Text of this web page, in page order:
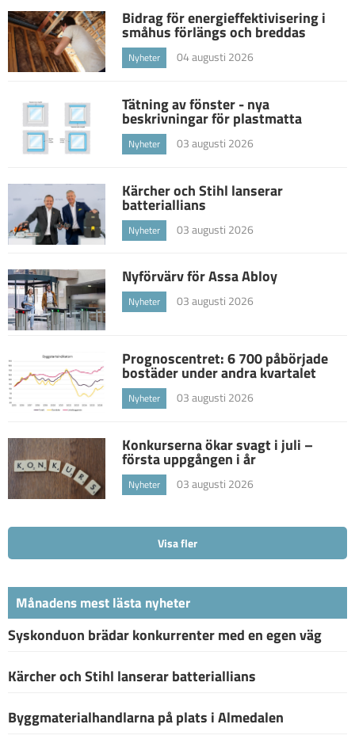
Bidrag för energieffektivisering i
småhus förlängs och breddas
Nyheter 04 augusti 2026
Tätning av fönster - nya
beskrivningar för plastmatta
Nyheter 03 augusti 2026
Kärcher och Stihl lanserar
batteriallians
Nyheter 03 augusti 2026
Nyförvärv för Assa Abloy
Nyheter 03 augusti 2026
Prognoscentret: 6 700 påbörjade
bostäder under andra kvartalet
Nyheter 03 augusti 2026
Konkurserna ökar svagt i juli –
första uppgången i år
Nyheter 03 augusti 2026
Visa fler
Månadens mest lästa nyheter
Syskonduon brädar konkurrenter med en egen väg
Kärcher och Stihl lanserar batteriallians
Byggmaterialhandlarna på plats i Almedalen